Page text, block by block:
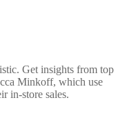
Get insights from top
Minkoff, which use
in-store sales.